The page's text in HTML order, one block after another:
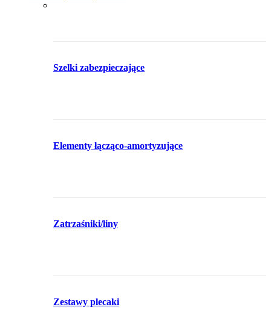
Szelki zabezpieczające
Elementy łącząco-amortyzujące
Zatrzaśniki/liny
Zestawy plecaki